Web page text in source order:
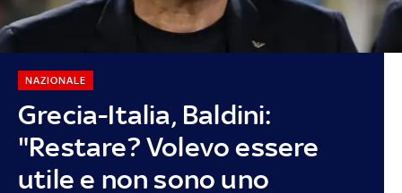
Grecia-Italia, Baldini:
"Restare? Volevo essere
utile e non sono uno
NAZIONALE